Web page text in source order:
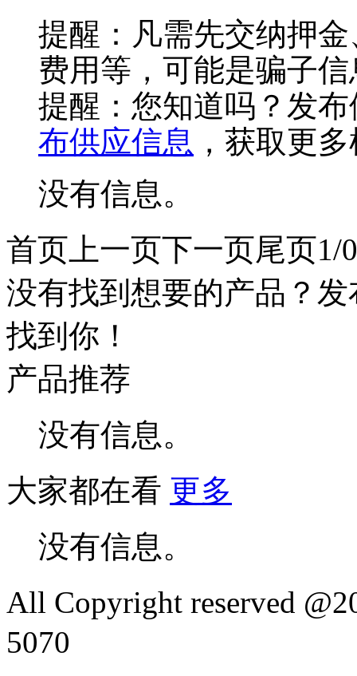
提醒：凡需先交纳押
费用等，可能是骗子
提醒：您知道吗？发
布供应信息 ，获取更
没有信息。
首页 上一页下一页尾页1/
没有找到想要的产品？
找到你！
产品推荐
没有信息。
大家都在看 更多
没有信息。
All Copyright reserved
5070